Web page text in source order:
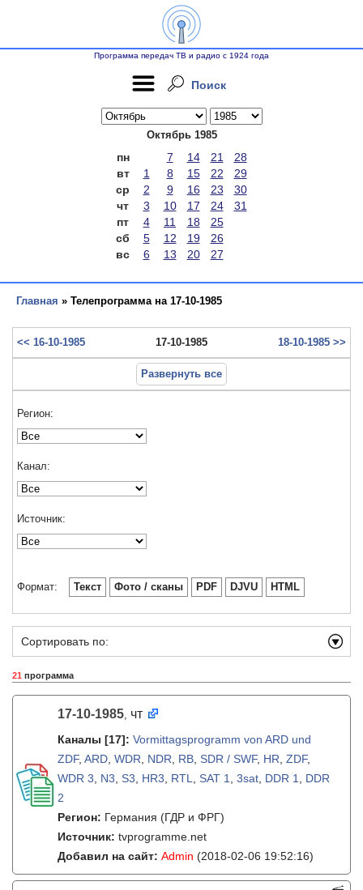
Программа передач ТВ и радио с 1924 года
Поиск
Октябрь 1985
пн 7 14 21
28
вт
1 8 15 22
29
ср
2 9 16 23
30
чт
3 10 17 24
31
пт
4 11 18
25
сб
5 12 19
26
вс
6 13 20 27
Главная » Телепрограмма на 17-10-1985
<< 16-10-1985 17-10-1985 18-10-1985 >>
Развернуть все
Регион:
Канал:
Источник:
Формат: Текст Фото / сканы PDF DJVU HTML
Сортировать по:
21 программа
17-10-1985, чт
Каналы [17]: Vormittagsprogramm von ARD und
ZDF, ARD WDR NDR RB SDR / SWF, HR ZDF,
WDR 3
N3 S3 HR3 RTL SAT 1 3sat DDR 1
DDR
2
Регион: Германия (ГДР и ФРГ)
Источник: tvprogramme.net
Добавил на сайт: Admin (2018-02-06 19:52:16)